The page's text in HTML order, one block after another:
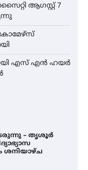
ആഗസ്റ്റ് 7
എസ് എൻ ഹയർ
– തൃശൂർ
ശനിയാഴ്ച